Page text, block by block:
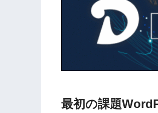
最初の課題